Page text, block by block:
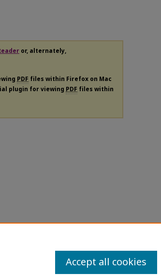
or, alternately,
PDF files within Firefox on Mac
plugin for viewing PDF files within
Accept all cookies